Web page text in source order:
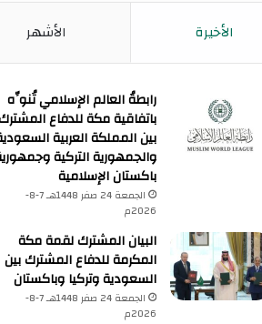
الأخيرة الأشهر
رابطةُ العالم الإسلامي تُنوِّه
باتفاقية مكة للدفاع
بين المملكة العربية
والجمهورية التركية
باكستان الإسلامية
الجمعة 24 صفر 1448هـ 7-8-
2026م
البيان المشترك لقمة مكة
المكرمة للدفاع المشترك بين
السعودية وتركيا وباكستان
الجمعة 24 صفر 1448هـ 7-8-
2026م